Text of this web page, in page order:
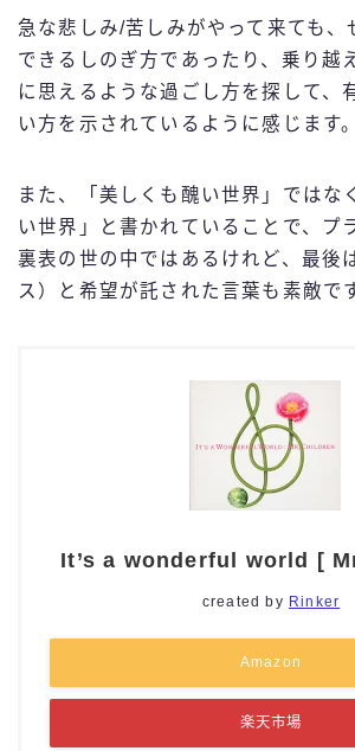
急な悲しみ/苦しみがやって来ても、
できるしのぎ方であったり、乗り越
に思えるような過ごし方を探して、
い方を示されているように感じます。
また、「美しくも醜い世界」ではな
い世界」と書かれていることで、プ
裏表の世の中ではあるけれど、最後
ス）と希望が託された言葉も素敵で
It’s a wonderful world [
created by Rinker
Amazon
楽天市場